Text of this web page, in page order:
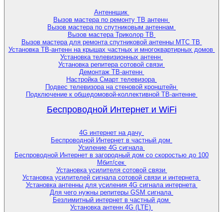
Антеннщик
Вызов мастера по ремонту ТВ антенн
Вызов мастера по спутниковым антеннам
Вызов мастера Триколор ТВ
Вызов мастера для ремонта спутниковой антенны МТС ТВ
Установка ТВ-антенн на крышах частных и многоквартирных домов
Установка телевизионных антенн
Установка репитера сотовой связи
Демонтаж ТВ-антенн
Настройка Смарт телевизора
Подвес телевизора на стеновой кронштейн
Подключение к общедомовой-коллективной ТВ-антенне
Беспроводной Интернет и WiFi
4G интернет на дачу
Беспроводной Интернет в частный дом
Усиление 4G сигнала
Беспроводной Интернет в загородный дом со скоростью до 100
Мбит/сек
Установка усилителя сотовой связи
Установка усилителей сигнала сотовой связи и интернета
Установка антенны для усиления 4G сигнала интернета
Для чего нужны репитеры GSM сигнала
Безлимитный интернет в частный дом
Установка антенн 4G (LTE)